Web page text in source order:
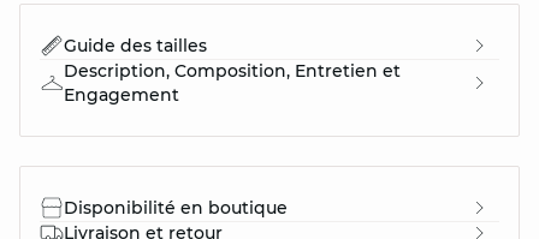
Guide des tailles
Description, Composition, Entretien et
Engagement
Disponibilité en boutique
Livraison et retour